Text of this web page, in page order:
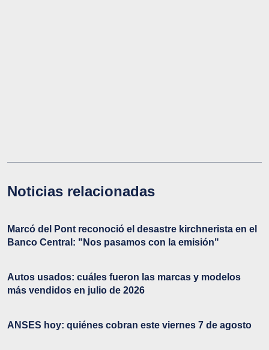
Noticias relacionadas
Marcó del Pont reconoció el desastre kirchnerista en el
Banco Central: "Nos pasamos con la emisión"
Autos usados: cuáles fueron las marcas y modelos
más vendidos en julio de 2026
ANSES hoy: quiénes cobran este viernes 7 de agosto